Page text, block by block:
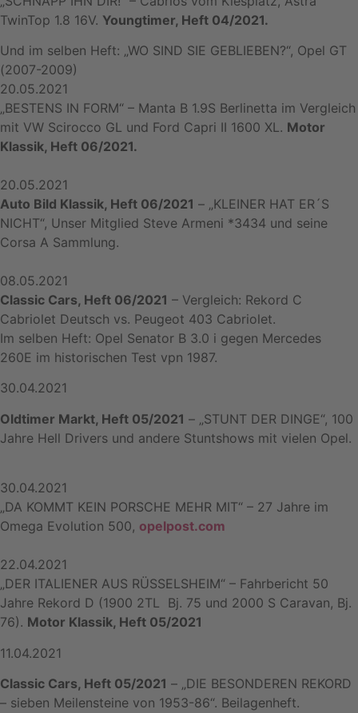
TwinTop 1.8 16V. Youngtimer, Heft 04/2021.
Und im selben Heft: „WO SIND SIE GEBLIEBEN?“, Opel GT
(2007-2009)
20.05.2021
„BESTENS IN FORM“ – Manta B 1.9S Berlinetta im Vergleich
mit VW Scirocco GL und Ford Capri II 1600 XL. Motor
Klassik, Heft 06/2021.
20.05.2021
Auto Bild Klassik, Heft 06/2021 – „KLEINER HAT ER´S
NICHT“, Unser Mitglied Steve Armeni *3434 und seine
Corsa A Sammlung.
08.05.2021
Classic Cars, Heft 06/2021 – Vergleich: Rekord C
Cabriolet Deutsch vs. Peugeot 403 Cabriolet.
Im selben Heft: Opel Senator B 3.0 i gegen Mercedes
260E im historischen Test vpn 1987.
30.04.2021
Oldtimer Markt, Heft 05/2021 – „STUNT DER DINGE“, 100
Jahre Hell Drivers und andere Stuntshows mit vielen Opel.
30.04.2021
„DA KOMMT KEIN PORSCHE MEHR MIT“ – 27 Jahre im
Omega Evolution 500, opelpost.com
22.04.2021
„DER ITALIENER AUS RÜSSELSHEIM“ – Fahrbericht 50
Jahre Rekord D (1900 2TL Bj. 75 und 2000 S Caravan, Bj.
76). Motor Klassik, Heft 05/2021
11.04.2021
Classic Cars, Heft 05/2021 – „DIE BESONDEREN REKORD
– sieben Meilensteine von 1953-86“. Beilagenheft.